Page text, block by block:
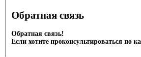
Обратная связь
Обратная связь!
Если хотите проконсультироваться по